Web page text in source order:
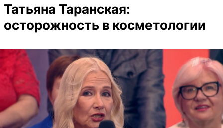
Татьяна Таранская:
осторожность в косметологии